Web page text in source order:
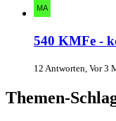
540 KMFe -
12 Antworten, Vor 3
Themen-